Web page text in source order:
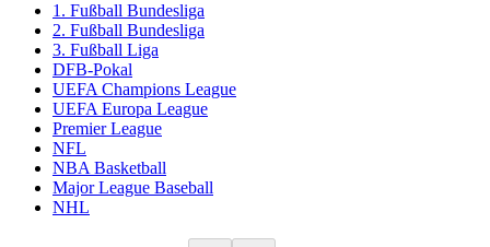
1. Fußball Bundesliga
2. Fußball Bundesliga
3. Fußball Liga
DFB-Pokal
UEFA Champions League
UEFA Europa League
Premier League
NFL
NBA Basketball
Major League Baseball
NHL